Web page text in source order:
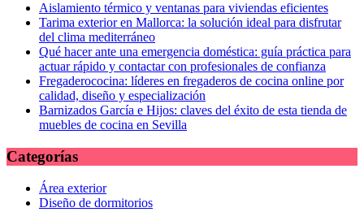
Aislamiento térmico y ventanas para viviendas eficientes
Tarima exterior en Mallorca: la solución ideal para disfrutar
del clima mediterráneo
Qué hacer ante una emergencia doméstica: guía práctica para
actuar rápido y contactar con profesionales de confianza
Fregaderococina: líderes en fregaderos de cocina online por
calidad, diseño y especialización
Barnizados García e Hijos: claves del éxito de esta tienda de
muebles de cocina en Sevilla
Categorías
Área exterior
Diseño de dormitorios